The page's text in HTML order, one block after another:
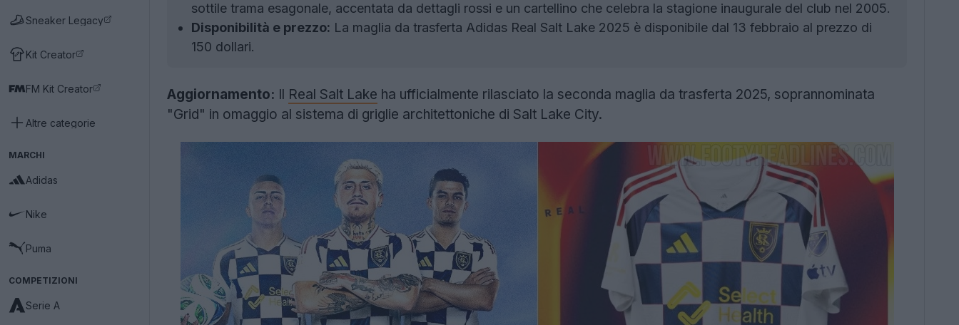
Sneaker Legacy
Kit Creator
FM Kit Creator
Altre categorie
MARCHI
Adidas
Nike
Puma
COMPETIZIONI
Serie A
sottile trama esagonale, accentata da dettagli rossi e un cartellino che celebra la stagione inaugurale del club nel 2005.
Disponibilità e prezzo: La maglia da trasferta Adidas Real Salt Lake 2025 è disponibile dal 13 febbraio al prezzo di
150 dollari.
Aggiornamento: Il Real Salt Lake ha ufficialmente rilasciato la seconda maglia da trasferta 2025, soprannominata
"Grid" in omaggio al sistema di griglie architettoniche di Salt Lake City.